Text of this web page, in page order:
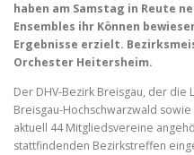
haben am Samstag in Reute
Ensembles ihr Können
Ergebnisse erzielt.
Orchester Heitersheim.
Der DHV-Bezirk Breisgau, der die
Breisgau-Hochschwarzwald
aktuell 44 Mitgliedsvereine
stattfindenden Bezirkstreffen